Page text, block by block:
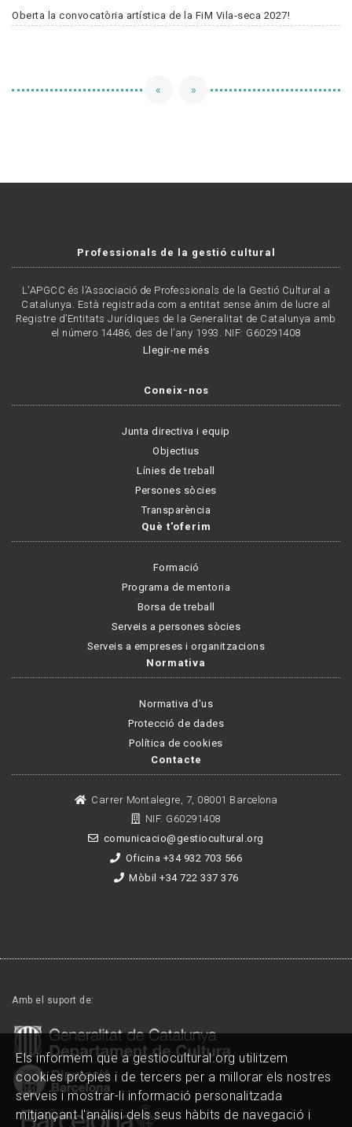
Oberta la convocatòria artística de la FiM Vila-seca 2027!
« »
Professionals de la gestió cultural
L'APGCC és l’Associació de Professionals de la Gestió Cultural a
Catalunya. Està registrada com a entitat sense ànim de lucre al
Registre d’Entitats Jurídiques de la Generalitat de Catalunya amb
el número 14486, des de l’any 1993. NIF: G60291408
Llegir-ne més
Coneix-nos
Junta directiva i equip
Objectius
Línies de treball
Persones sòcies
Transparència
Què t'oferim
Formació
Programa de mentoria
Borsa de treball
Serveis a persones sòcies
Serveis a empreses i organitzacions
Normativa
Normativa d'us
Protecció de dades
Política de cookies
Contacte
Carrer Montalegre, 7, 08001 Barcelona
NIF. G60291408
comunicacio@gestiocultural.org
Oficina +34 932 703 566
Mòbil +34 722 337 376
Amb el suport de:
Els informem que a gestiocultural.org utilitzem
cookies pròpies i de tercers per a millorar els nostres
serveis i mostrar-li informació personalitzada
mitjançant l'anàlisi dels seus hàbits de navegació i